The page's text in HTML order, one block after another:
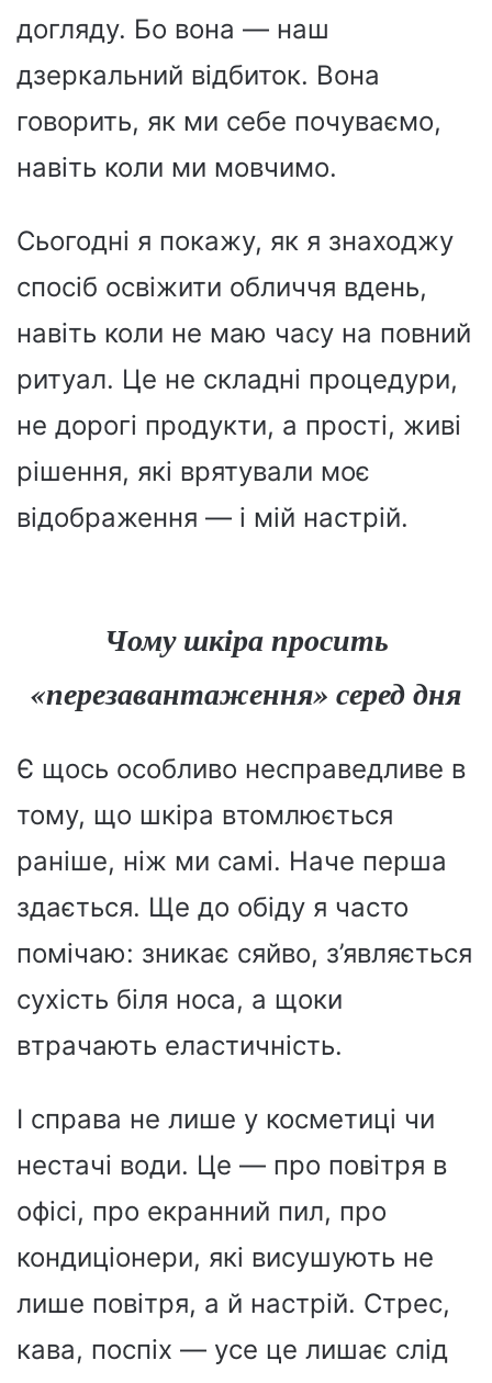
догляду. Бо вона — наш
дзеркальний відбиток. Вона
говорить, як ми себе почуваємо,
навіть коли ми мовчимо.
Сьогодні я покажу, як я знаходжу
спосіб освіжити обличчя вдень,
навіть коли не маю часу на повний
ритуал. Це не складні процедури,
не дорогі продукти, а прості, живі
рішення, які врятували моє
відображення — і мій настрій.
Чому шкіра просить
«перезавантаження» серед дня
Є щось особливо несправедливе в
тому, що шкіра втомлюється
раніше, ніж ми самі. Наче перша
здається. Ще до обіду я часто
помічаю: зникає сяйво, з’являється
сухість біля носа, а щоки
втрачають еластичність.
І справа не лише у косметиці чи
нестачі води. Це — про повітря в
офісі, про екранний пил, про
кондиціонери, які висушують не
лише повітря, а й настрій. Стрес,
кава, поспіх — усе це лишає слід